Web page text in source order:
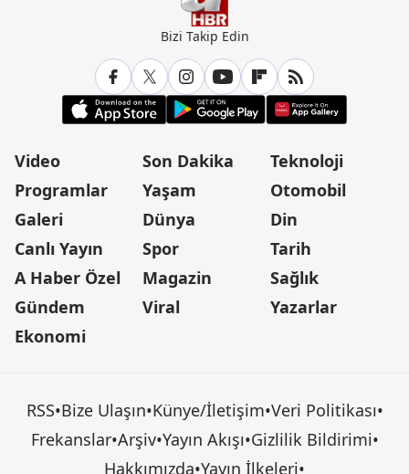
Bizi Takip Edin
Video
Programlar
Galeri
Canlı Yayın
A Haber Özel
Gündem
Ekonomi
Son Dakika
Yaşam
Dünya
Spor
Magazin
Viral
Teknoloji
Otomobil
Din
Tarih
Sağlık
Yazarlar
RSS•Bize Ulaşın•Künye/İletişim•Veri Politikası•
Frekanslar•Arşiv•Yayın Akışı•Gizlilik Bildirimi•
Hakkımızda•Yayın İlkeleri•